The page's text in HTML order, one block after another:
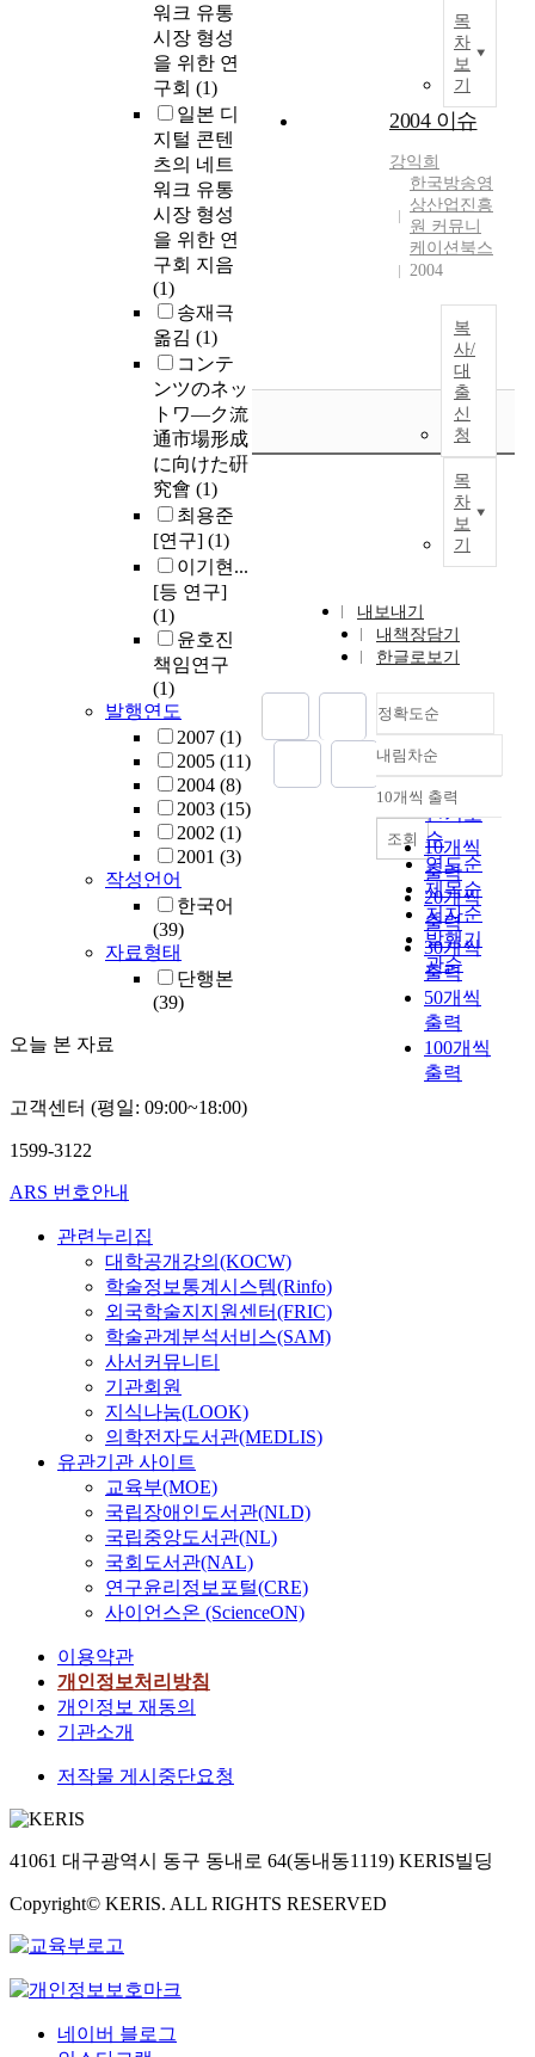
워크 유통
시장 형성
을 위한 연
구회 (1)
일본 디
지털 콘텐
츠의 네트
워크 유통
시장 형성
을 위한 연
구회 지음
(1)
송재극
옮김 (1)
コンテ
ンツのネッ
トワ―ク流
通市場形成
に向けた硏
究會 (1)
최용준
[연구] (1)
이기현...
[등 연구]
(1)
윤호진
책임연구
(1)
발행연도
2007 (1)
2005 (11)
2004 (8)
2003 (15)
2002 (1)
2001 (3)
작성언어
한국어
(39)
자료형태
단행본
(39)
오늘 본 자료
목
차
보
기
2004 이슈
강익희
한국방송영
상산업진흥
원 커뮤니
케이션북스
2004
복
사/
대
출
신
청
목
차
보
기
내보내기
내책장담기
한글로보기
정확도순
정확도
순
인기도
순
연도순
제목순
저자순
발행기
관순
내림차순
내림차순
10개씩 출력
10개씩
출력
20개씩
출력
30개씩
출력
50개씩
출력
100개씩
출력
조회
고객센터 (평일: 09:00~18:00)
1599-3122
ARS 번호안내
관련누리집
대학공개강의(KOCW)
학술정보통계시스템(Rinfo)
외국학술지지원센터(FRIC)
학술관계분석서비스(SAM)
사서커뮤니티
기관회원
지식나눔(LOOK)
의학전자도서관(MEDLIS)
유관기관 사이트
교육부(MOE)
국립장애인도서관(NLD)
국립중앙도서관(NL)
국회도서관(NAL)
연구윤리정보포털(CRE)
사이언스온 (ScienceON)
이용약관
개인정보처리방침
개인정보 재동의
기관소개
저작물 게시중단요청
41061 대구광역시 동구 동내로 64(동내동1119) KERIS빌딩
Copyright© KERIS. ALL RIGHTS RESERVED
네이버 블로그